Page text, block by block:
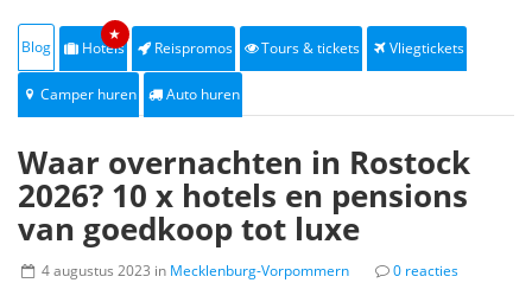
Blog Hotels
★
Reispromos Tours & tickets Vliegtickets
Camper huren Auto huren
Waar overnachten in Rostock
2026? 10 x hotels en pensions
van goedkoop tot luxe
4 augustus 2023 in Mecklenburg-Vorpommern 0 reacties